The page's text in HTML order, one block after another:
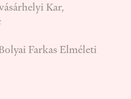
Kar,
Farkas Elméleti